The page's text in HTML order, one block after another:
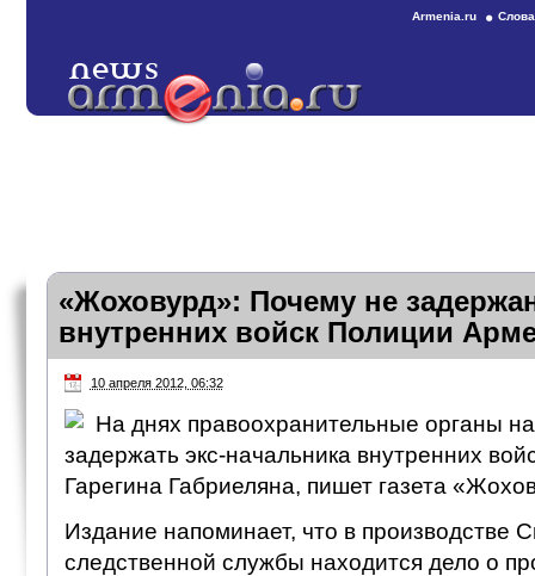
Armenia.ru
«Жоховурд»: Почему не
внутренних войск Полиции
10 апреля 2012, 06:32
На днях правоохранительные органы
задержать экс-начальника внутренних
Гарегина Габриеляна, пишет газета
Издание напоминает, что в производстве
следственной службы находится дело о